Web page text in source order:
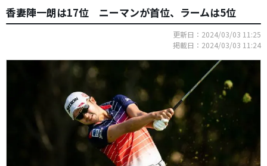
香妻陣一朗は17位 ニーマンが首位、ラームは5位
更新日：2024/03/03 11:25
掲載日：2024/03/03 11:24